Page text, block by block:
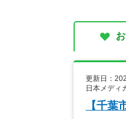
更新日：
日本メディ
【千